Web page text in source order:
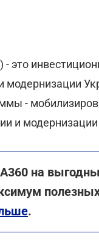
- это
модернизации
-
и
на
.